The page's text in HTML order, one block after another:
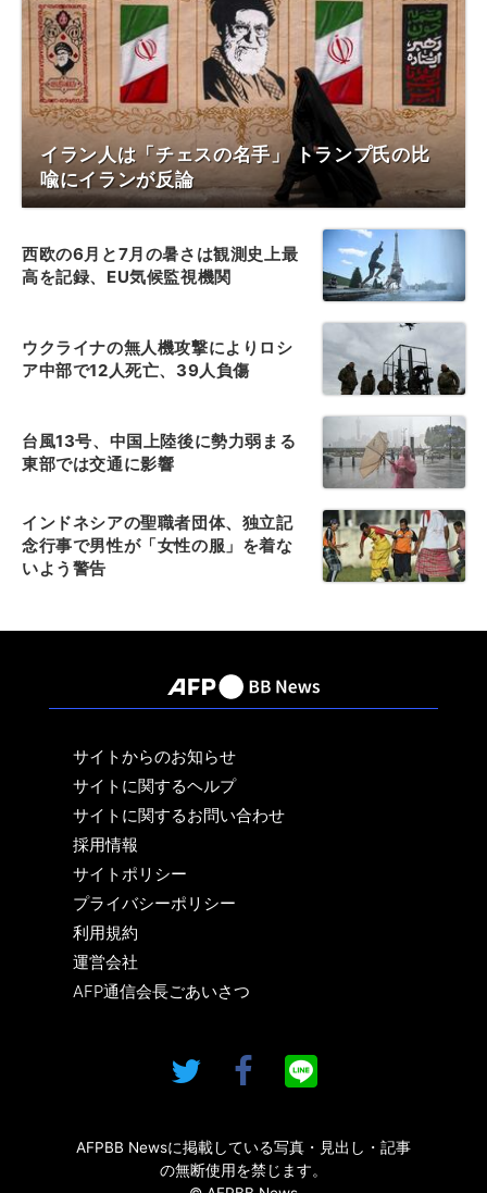
イラン人は「チェスの名手」 トランプ氏の比
喩にイランが反論
西欧の6月と7月の暑さは観測史上最
高を記録、EU気候監視機関
ウクライナの無人機攻撃によりロシ
ア中部で12人死亡、39人負傷
台風13号、中国上陸後に勢力弱まる
東部では交通に影響
インドネシアの聖職者団体、独立記
念行事で男性が「女性の服」を着な
いよう警告
サイトからのお知らせ
サイトに関するヘルプ
サイトに関するお問い合わせ
採用情報
サイトポリシー
プライバシーポリシー
利用規約
運営会社
AFP通信会長ごあいさつ
AFPBB Newsに掲載している写真・見出し・記事
の無断使用を禁じます。